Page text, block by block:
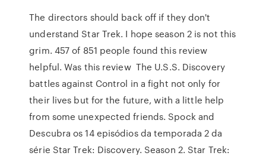
The directors should back off if they don't
understand Star Trek. I hope season 2 is not this
grim. 457 of 851 people found this review
helpful. Was this review The U.S.S. Discovery
battles against Control in a fight not only for
their lives but for the future, with a little help
from some unexpected friends. Spock and
Descubra os 14 episódios da temporada 2 da
série Star Trek: Discovery. Season 2. Star Trek: